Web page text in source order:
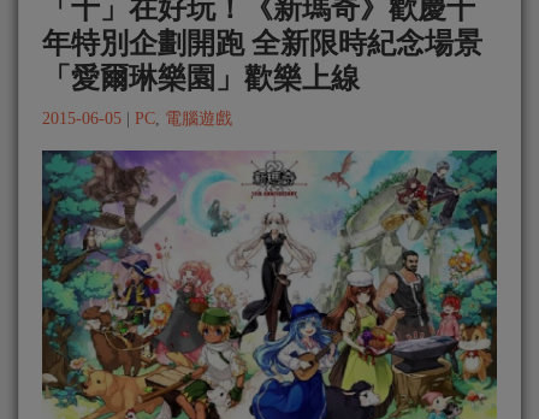
「十」在好玩！《新瑪奇》歡慶十
年特別企劃開跑 全新限時紀念場景
「愛爾琳樂園」歡樂上線
2015-06-05 | PC 電腦遊戲